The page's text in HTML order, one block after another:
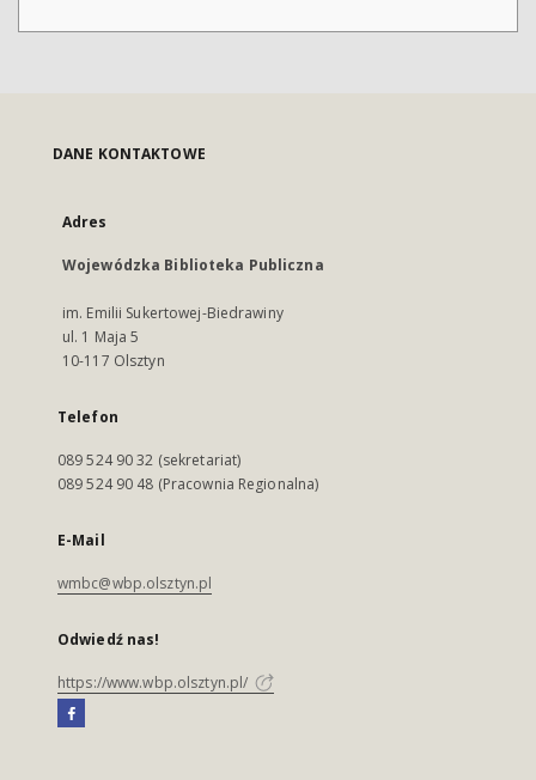
DANE KONTAKTOWE
Adres
Wojewódzka Biblioteka Publiczna
im. Emilii Sukertowej-Biedrawiny
ul. 1 Maja 5
10-117 Olsztyn
Telefon
089 524 90 32 (sekretariat)
089 524 90 48 (Pracownia Regionalna)
E-Mail
wmbc@wbp.olsztyn.pl
Odwiedź nas!
https://www.wbp.olsztyn.pl/